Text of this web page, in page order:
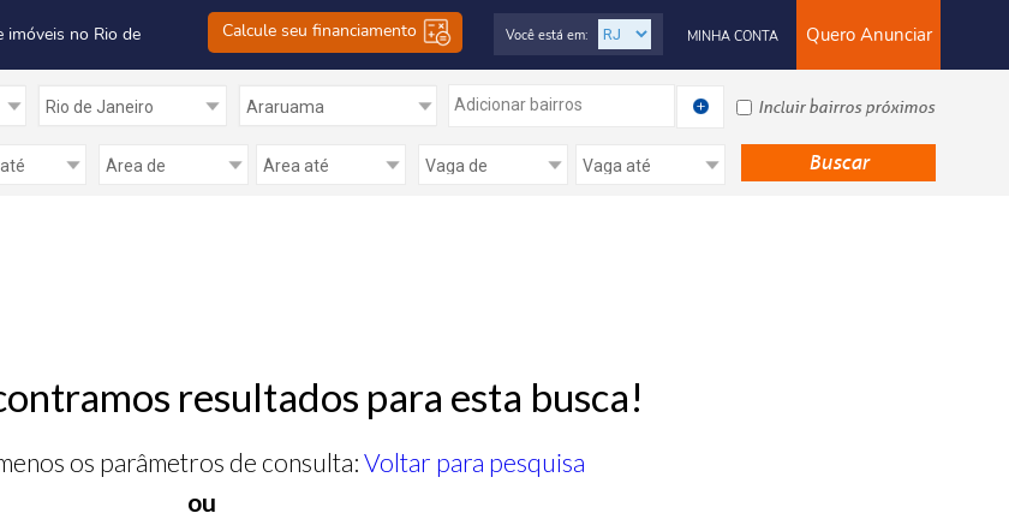
imóveis no Rio de
Calcule seu financiamento Quero Anunciar
MINHA CONTA
Você está em:
Adicionar bairros Incluir bairros próximos
resultados para esta busca!
os parâmetros de consulta: Voltar para pesquisa
ou